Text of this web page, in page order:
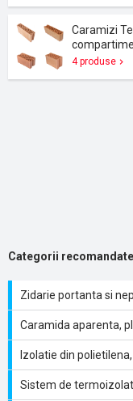
Caramizi
4 produse
Categorii recomandate
Zidarie portanta si
Caramida aparenta,
Izolatie din
Sistem de